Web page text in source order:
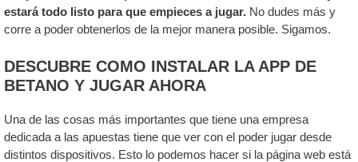
estará todo listo para que empieces a jugar. No dudes más y
corre a poder obtenerlos de la mejor manera posible. Sigamos.
DESCUBRE COMO INSTALAR LA APP DE
BETANO Y JUGAR AHORA
Una de las cosas más importantes que tiene una empresa
dedicada a las apuestas tiene que ver con el poder jugar desde
distintos dispositivos. Esto lo podemos hacer si la página web está